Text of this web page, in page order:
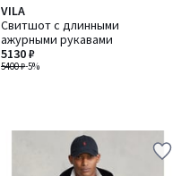
VILA
Свитшот с длинными
ажурными рукавами
5400 ₽-5%
5130 ₽